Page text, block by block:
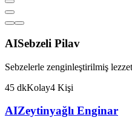
AISebzeli Pilav
Sebzelerle zenginleştirilmiş
45 dkKolay4 Kişi
AIZeytinyağlı Enginar